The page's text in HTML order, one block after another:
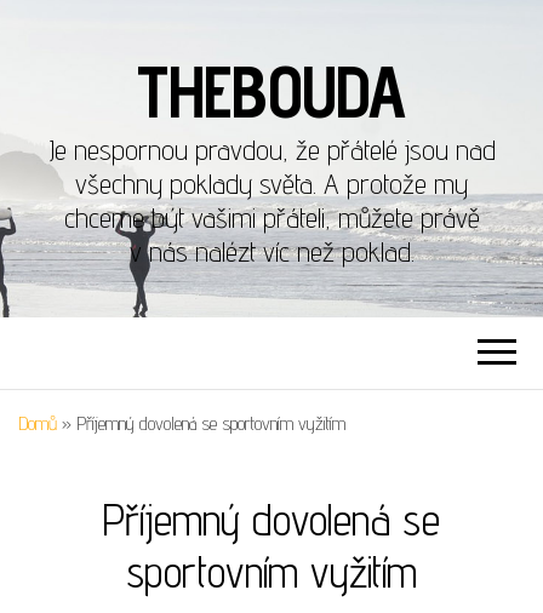
THEBOUDA
Je nespornou pravdou, že přátelé jsou nad
všechny poklady světa. A protože my
chceme být vašimi přáteli, můžete právě
v nás nalézt víc než poklad.
Domů » Příjemný dovolená se sportovním vyžitím
Příjemný dovolená se
sportovním vyžitím